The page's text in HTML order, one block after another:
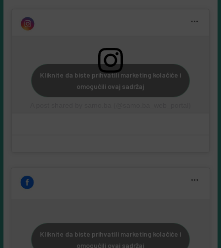
Kliknite da biste prihvatili marketing kolačiće i
omogućili ovaj sadržaj
Kliknite da biste prihvatili marketing kolačiće i
omogućili ovaj sadržaj